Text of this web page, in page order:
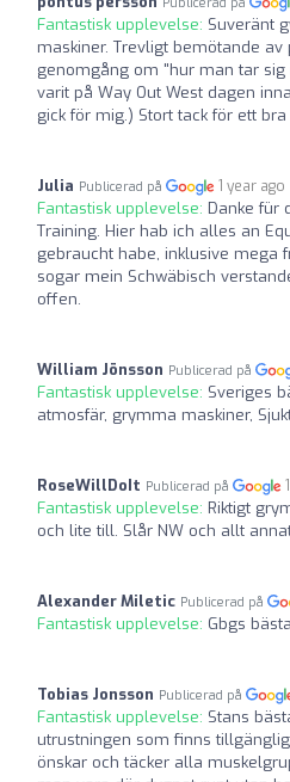
Fantastisk upplevelse: Suveränt
maskiner. Trevligt bemötande av
genomgång om "hur man tar
varit på Way Out West dagen
gick för mig.) Stort tack för ett bra
Julia Publicerad på 1 year ago
Fantastisk upplevelse: Danke für
Training. Hier hab ich alles an
gebraucht habe, inklusive mega
sogar mein Schwäbisch
offen.
William Jönsson Publicerad på
Fantastisk upplevelse: Sveriges
atmosfär, grymma maskiner,
RoseWillDoIt Publicerad på
Fantastisk upplevelse: Riktigt
och lite till. Slår NW och allt
Alexander Miletic Publicerad på
Fantastisk upplevelse: Gbgs
Tobias Jonsson Publicerad på
Fantastisk upplevelse: Stans
utrustningen som finns
önskar och täcker alla